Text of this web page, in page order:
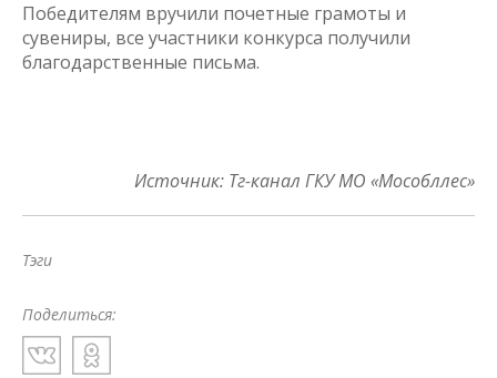
Победителям вручили почетные грамоты и
сувениры, все участники конкурса получили
благодарственные письма.
Источник: Тг-канал ГКУ МО «Мособллес»
Тэги
Поделиться: